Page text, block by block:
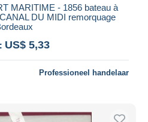
MARITIME - 1856 bateau à
DU MIDI remorquage
US$ 5,33
Professioneel handelaar